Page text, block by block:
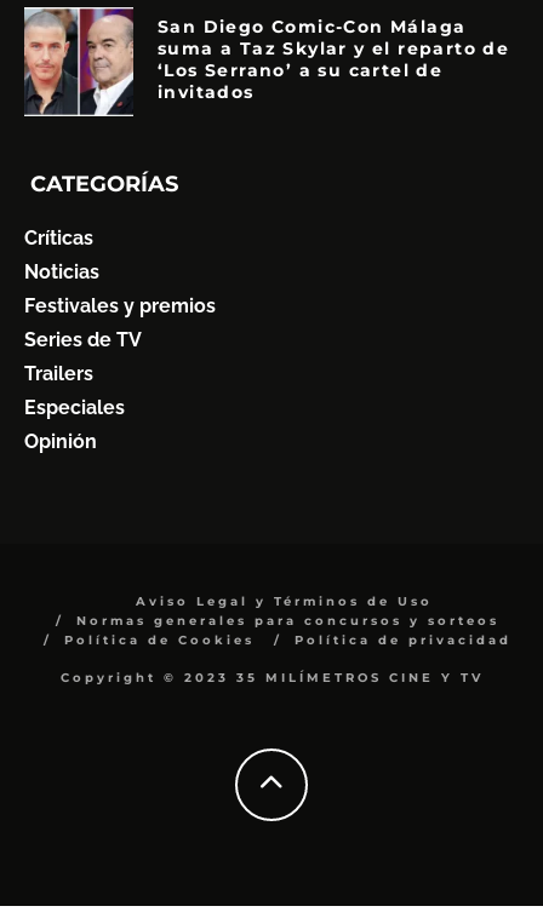
San Diego Comic-Con Málaga
suma a Taz Skylar y el reparto de
‘Los Serrano’ a su cartel de
invitados
CATEGORÍAS
Críticas
Noticias
Festivales y premios
Series de TV
Trailers
Especiales
Opinión
Aviso Legal y Términos de Uso
Normas generales para concursos y sorteos
Política de Cookies
Política de privacidad
Copyright © 2023 35 MILÍMETROS CINE Y TV